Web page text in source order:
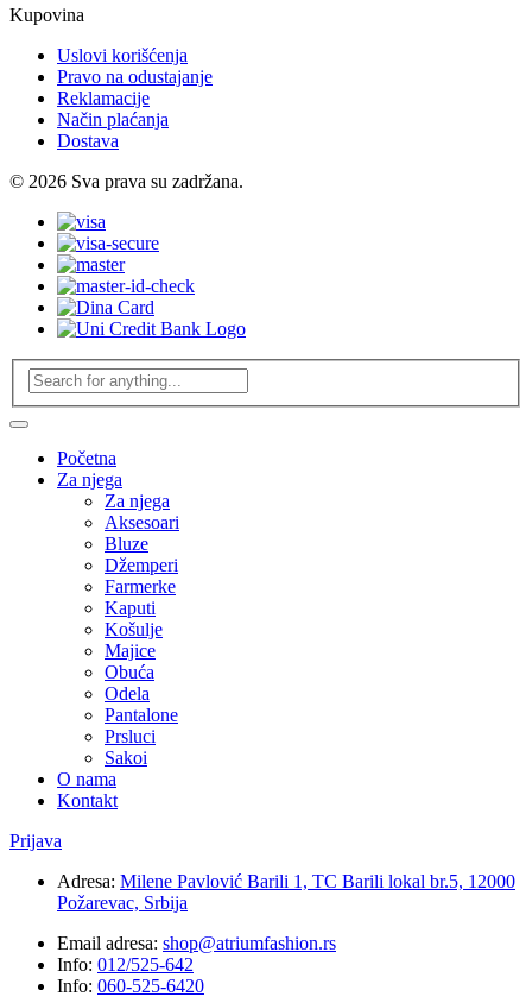
Kupovina
Uslovi korišćenja
Pravo na odustajanje
Reklamacije
Način plaćanja
Dostava
© 2026 Sva prava su zadržana.
Početna
Za njega
Za njega
Aksesoari
Bluze
Džemperi
Farmerke
Kaputi
Košulje
Majice
Obuća
Odela
Pantalone
Prsluci
Sakoi
O nama
Kontakt
Prijava
Adresa: Milene Pavlović Barili 1, TC Barili lokal br.5, 12000
Požarevac, Srbija
Email adresa: shop@atriumfashion.rs
Info: 012/525-642
Info: 060-525-6420